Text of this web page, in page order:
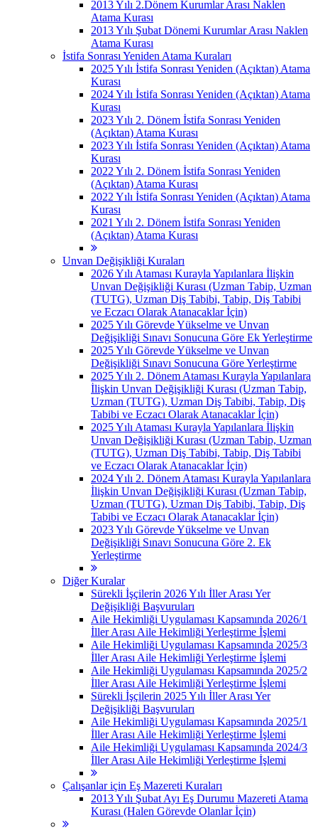
2013 Yılı 2.Dönem Kurumlar Arası Naklen
Atama Kurası
2013 Yılı Şubat Dönemi Kurumlar Arası Naklen
Atama Kurası
İstifa Sonrası Yeniden Atama Kuraları
2025 Yılı İstifa Sonrası Yeniden (Açıktan) Atama
Kurası
2024 Yılı İstifa Sonrası Yeniden (Açıktan) Atama
Kurası
2023 Yılı 2. Dönem İstifa Sonrası Yeniden
(Açıktan) Atama Kurası
2023 Yılı İstifa Sonrası Yeniden (Açıktan) Atama
Kurası
2022 Yılı 2. Dönem İstifa Sonrası Yeniden
(Açıktan) Atama Kurası
2022 Yılı İstifa Sonrası Yeniden (Açıktan) Atama
Kurası
2021 Yılı 2. Dönem İstifa Sonrası Yeniden
(Açıktan) Atama Kurası
Unvan Değişikliği Kuraları
2026 Yılı Ataması Kurayla Yapılanlara İlişkin
Unvan Değişikliği Kurası (Uzman Tabip, Uzman
(TUTG), Uzman Diş Tabibi, Tabip, Diş Tabibi
ve Eczacı Olarak Atanacaklar İçin)
2025 Yılı Görevde Yükselme ve Unvan
Değişikliği Sınavı Sonucuna Göre Ek Yerleştirme
2025 Yılı Görevde Yükselme ve Unvan
Değişikliği Sınavı Sonucuna Göre Yerleştirme
2025 Yılı 2. Dönem Ataması Kurayla Yapılanlara
İlişkin Unvan Değişikliği Kurası (Uzman Tabip,
Uzman (TUTG), Uzman Diş Tabibi, Tabip, Diş
Tabibi ve Eczacı Olarak Atanacaklar İçin)
2025 Yılı Ataması Kurayla Yapılanlara İlişkin
Unvan Değişikliği Kurası (Uzman Tabip, Uzman
(TUTG), Uzman Diş Tabibi, Tabip, Diş Tabibi
ve Eczacı Olarak Atanacaklar İçin)
2024 Yılı 2. Dönem Ataması Kurayla Yapılanlara
İlişkin Unvan Değişikliği Kurası (Uzman Tabip,
Uzman (TUTG), Uzman Diş Tabibi, Tabip, Diş
Tabibi ve Eczacı Olarak Atanacaklar İçin)
2023 Yılı Görevde Yükselme ve Unvan
Değişikliği Sınavı Sonucuna Göre 2. Ek
Yerleştirme
Diğer Kuralar
Sürekli İşçilerin 2026 Yılı İller Arası Yer
Değişikliği Başvuruları
Aile Hekimliği Uygulaması Kapsamında 2026/1
İller Arası Aile Hekimliği Yerleştirme İşlemi
Aile Hekimliği Uygulaması Kapsamında 2025/3
İller Arası Aile Hekimliği Yerleştirme İşlemi
Aile Hekimliği Uygulaması Kapsamında 2025/2
İller Arası Aile Hekimliği Yerleştirme İşlemi
Sürekli İşçilerin 2025 Yılı İller Arası Yer
Değişikliği Başvuruları
Aile Hekimliği Uygulaması Kapsamında 2025/1
İller Arası Aile Hekimliği Yerleştirme İşlemi
Aile Hekimliği Uygulaması Kapsamında 2024/3
İller Arası Aile Hekimliği Yerleştirme İşlemi
Çalışanlar için Eş Mazereti Kuraları
2013 Yılı Şubat Ayı Eş Durumu Mazereti Atama
Kurası (Halen Görevde Olanlar İçin)